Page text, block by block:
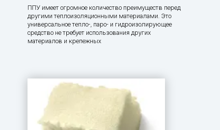
ППУ имеет огромное количество преимуществ перед
другими теплоизоляционными материалами. Это
универсальное тепло-, паро- и гидроизолирующее
средство не требует использования других
материалов и крепежных